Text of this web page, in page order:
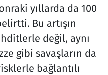
yıllarda da 100
Bu artışın
değil, aynı
gibi savaşların da
bağlantılı